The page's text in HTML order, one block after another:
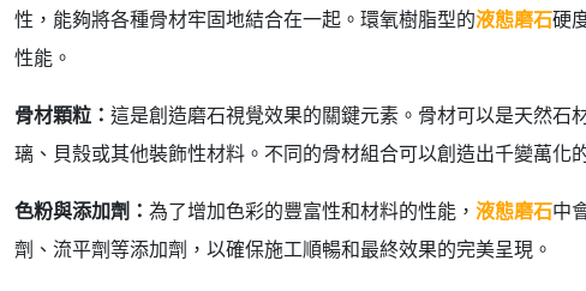
性，能夠將各種骨材牢固地結合在一起。環氧樹脂型的液態磨石硬
性能。
骨材顆粒： 這是創造磨石視覺效果的關鍵元素。骨材可以是天然
璃、貝殼或其他裝飾性材料。不同的骨材組合可以創造出千變萬化
色粉與添加劑： 為了增加色彩的豐富性和材料的性能， 液態磨石中
劑、流平劑等添加劑，以確保施工順暢和最終效果的完美呈現。